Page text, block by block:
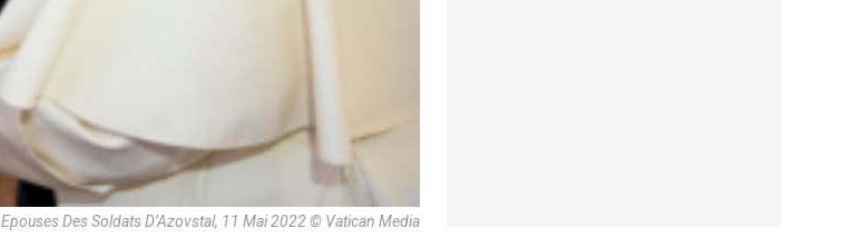
Epouses Des Soldats D’Azovstal, 11 Mai 2022 © Vatican Media